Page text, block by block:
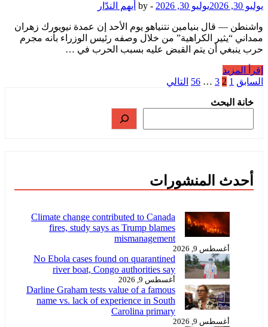
يوليو 30, 2026 يوليو 30, 2026 -
by أيهم الندّار
واشنطن — قال بنيامين نتنياهو يوم الأحد إن عمدة نيويورك زهران
ممداني “يثير الكراهية” من خلال وصفه رئيس الوزراء بأنه مجرم
حرب ينبغي أن يتم القبض عليه بسبب الحرب في …
يتهم
نتنياهو
الحرب
إقرأ المزيد
تعدد
صفحات
السابق 1
2
3
…
56 التالي
خانة البحث
أحدث المنشورات
Climate change contributed to Canada
fires, study says as Trump blames
mismanagement
أغسطس 9, 2026
No Ebola cases found on quarantined
river boat, Congo authorities say
أغسطس 9, 2026
Darline Graham tests value of a famous
name vs. lack of experience in South
Carolina primary
أغسطس 9, 2026